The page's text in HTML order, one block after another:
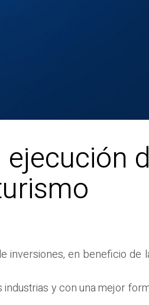
inversiones, en beneficio de
y con una mejor